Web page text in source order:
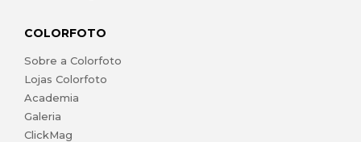
COLORFOTO
Sobre a Colorfoto
Lojas Colorfoto
Academia
Galeria
ClickMag